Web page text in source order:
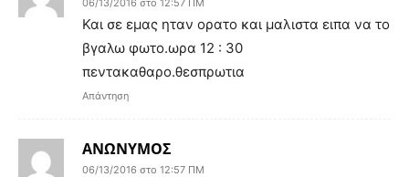
06/13/2016 στο 12:57 ΠΜ
Και σε εμας ηταν ορατο και μαλιστα ειπα να το
βγαλω φωτο.ωρα 12 : 30
πεντακαθαρο.θεσπρωτια
Απάντηση
ΑΝΩΝΥΜΟΣ
06/13/2016 στο 12:57 ΠΜ